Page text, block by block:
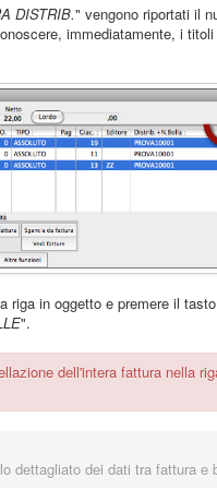
DISTRIB." vengono riportati il
immediatamente, i
riga in oggetto e premere il
".
dell'intera fattura nella
dettagliato dei dati tra fattura e